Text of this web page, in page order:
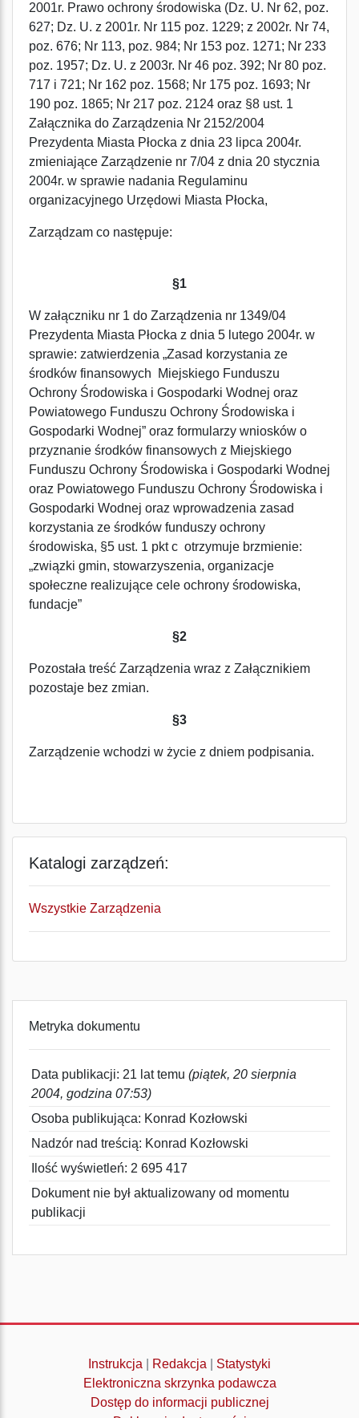
2001r. Prawo ochrony środowiska (Dz. U. Nr 62, poz.
627; Dz. U. z 2001r. Nr 115 poz. 1229; z 2002r. Nr 74,
poz. 676; Nr 113, poz. 984; Nr 153 poz. 1271; Nr 233
poz. 1957; Dz. U. z 2003r. Nr 46 poz. 392; Nr 80 poz.
717 i 721; Nr 162 poz. 1568; Nr 175 poz. 1693; Nr
190 poz. 1865; Nr 217 poz. 2124 oraz §8 ust. 1
Załącznika do Zarządzenia Nr 2152/2004
Prezydenta Miasta Płocka z dnia 23 lipca 2004r.
zmieniające Zarządzenie nr 7/04 z dnia 20 stycznia
2004r. w sprawie nadania Regulaminu
organizacyjnego Urzędowi Miasta Płocka,
Zarządzam co następuje:
§1
W załączniku nr 1 do Zarządzenia nr 1349/04
Prezydenta Miasta Płocka z dnia 5 lutego 2004r. w
sprawie: zatwierdzenia „Zasad korzystania ze
środków finansowych Miejskiego Funduszu
Ochrony Środowiska i Gospodarki Wodnej oraz
Powiatowego Funduszu Ochrony Środowiska i
Gospodarki Wodnej” oraz formularzy wniosków o
przyznanie środków finansowych z Miejskiego
Funduszu Ochrony Środowiska i Gospodarki Wodnej
oraz Powiatowego Funduszu Ochrony Środowiska i
Gospodarki Wodnej oraz wprowadzenia zasad
korzystania ze środków funduszy ochrony
środowiska, §5 ust. 1 pkt c otrzymuje brzmienie:
„związki gmin, stowarzyszenia, organizacje
społeczne realizujące cele ochrony środowiska,
fundacje”
§2
Pozostała treść Zarządzenia wraz z Załącznikiem
pozostaje bez zmian.
§3
Zarządzenie wchodzi w życie z dniem podpisania.
Katalogi zarządzeń:
Wszystkie Zarządzenia
Metryka dokumentu
Data publikacji: 21 lat temu (piątek, 20 sierpnia
2004, godzina 07:53)
Osoba publikująca: Konrad Kozłowski
Nadzór nad treścią: Konrad Kozłowski
Ilość wyświetleń: 2 695 417
Dokument nie był aktualizowany od momentu
publikacji
Instrukcja Redakcja
Statystyki
Elektroniczna skrzynka podawcza
Dostęp do informacji publicznej